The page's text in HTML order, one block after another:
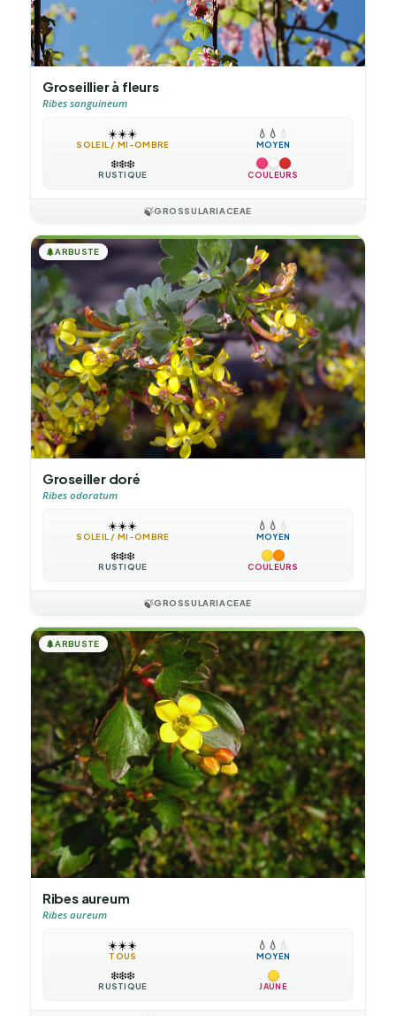
Groseillier à fleurs
Ribes sanguineum
☀️☀️☀️
SOLEIL / MI-OMBRE
💧 💧 💧
MOYEN
❄️❄️❄️
RUSTIQUE COULEURS
🍃GROSSULARIACEAE
🌲ARBUSTE
Groseiller doré
Ribes odoratum
☀️☀️☀️
SOLEIL / MI-OMBRE
💧 💧 💧
MOYEN
❄️❄️❄️
RUSTIQUE COULEURS
🍃GROSSULARIACEAE
🌲ARBUSTE
Ribes aureum
Ribes aureum
☀️☀️☀️
TOUS
💧 💧 💧
MOYEN
❄️❄️❄️
RUSTIQUE JAUNE